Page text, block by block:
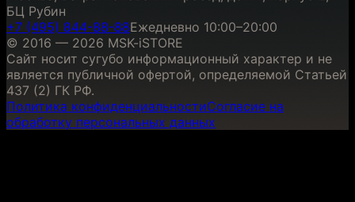
БЦ Рубин
+7 (495) 844-88-88Ежедневно 10:00–20:00
© 2016 — 2026 MSK-iSTORE
Сайт носит сугубо информационный характер и не
является публичной офертой, определяемой Статьей
437 (2) ГК РФ.
Политика конфиденциальностиСогласие на
обработку персональных данных